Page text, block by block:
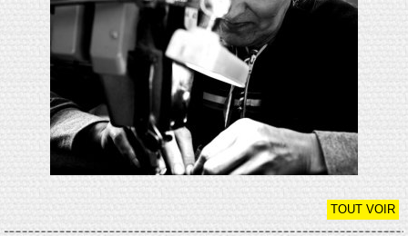
TOUT VOIR